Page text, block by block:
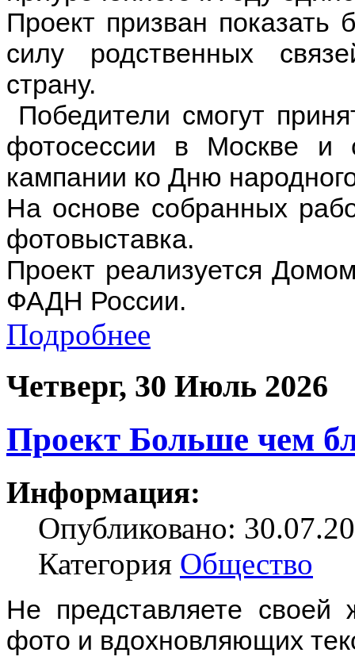
Проект призван показать
силу родственных
страну.
Победители смогут
фотосессии в Москве и
кампании ко Дню
На основе собранных
фотовыставка.
Проект реализуется
ФАДН России.
Подробнее
Четверг, 30 Июль 2026
Проект Больше чем
Информация:
Опубликовано:
Категория Общество
Не представляете своей
фото и вдохновляющих